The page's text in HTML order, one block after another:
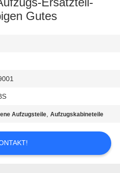
Gutes
Aufzugsteile,Aufzugskabineteile